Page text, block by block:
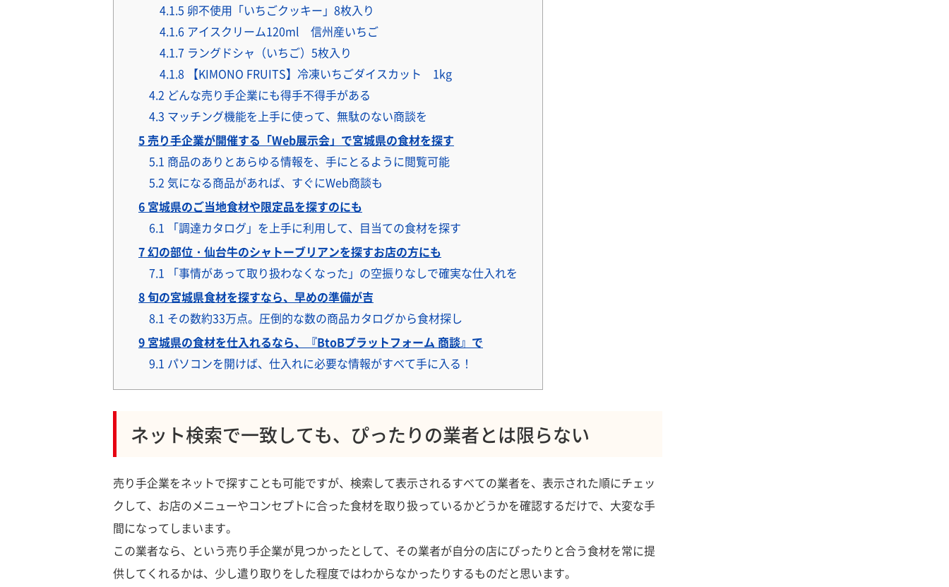
4.1.5 卵不使用「いちごクッキー」8枚入り
4.1.6 アイスクリーム120ml 信州産いちご
4.1.7 ラングドシャ（いちご）5枚入り
4.1.8 【KIMONO FRUITS】冷凍いちごダイスカット 1kg
4.2 どんな売り手企業にも得手不得手がある
4.3 マッチング機能を上手に使って、無駄のない商談を
5 売り手企業が開催する「Web展示会」で宮城県の食材を探す
5.1 商品のありとあらゆる情報を、手にとるように閲覧可能
5.2 気になる商品があれば、すぐにWeb商談も
6 宮城県のご当地食材や限定品を探すのにも
6.1
「調達カタログ」を上手に利用して、目当ての食材を探す
7幻の部位・仙台牛のシャトーブリアンを探すお店の方にも
7.1
「事情があって取り扱わなくなった」の空振りなしで確実な仕入れを
8旬の宮城県食材を探すなら、早めの準備が吉
8.1 その数約33万点。圧倒的な数の商品カタログから食材探し
9 宮城県の食材を仕入れるなら、『BtoBプラットフォーム 商談』で
9.1 パソコンを開けば、仕入れに必要な情報がすべて手に入る！
ネット検索で一致しても、ぴったりの業者とは限らない
売り手企業をネットで探すことも可能ですが、検索して表示されるすべての業者を、表示された順にチェッ
クして、お店のメニューやコンセプトに合った食材を取り扱っているかどうかを確認するだけで、大変な手
間になってしまいます。
この業者なら、という売り手企業が見つかったとして、その業者が自分の店にぴったりと合う食材を常に提
供してくれるかは、少し遣り取りをした程度ではわからなかったりするものだと思います。